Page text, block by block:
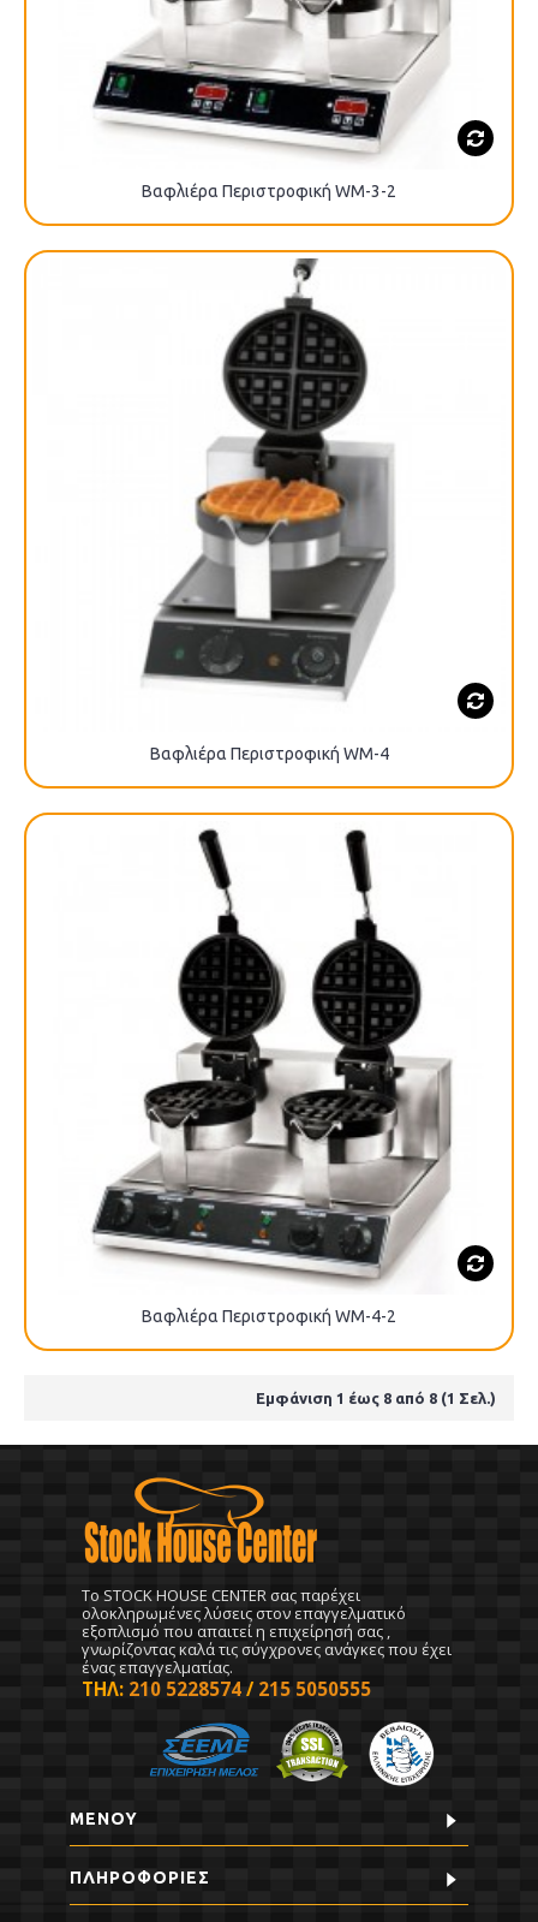
Βαφλιέρα Περιστροφική WM-3-2
Βαφλιέρα Περιστροφική WM-4
Βαφλιέρα Περιστροφική WM-4-2
Εμφάνιση 1 έως 8 από 8 (1 Σελ.)
To STOCK HOUSE CENTER σας παρέχει
ολοκληρωμένες λύσεις στον επαγγελματικό
εξοπλισμό που απαιτεί η επιχείρησή σας ,
γνωρίζοντας καλά τις σύγχρονες ανάγκες που έχει
ένας επαγγελματίας.
ΤΗΛ: 210 5228574 / 215 5050555
ΜΕΝΟΥ
ΠΛΗΡΟΦΟΡΊΕΣ